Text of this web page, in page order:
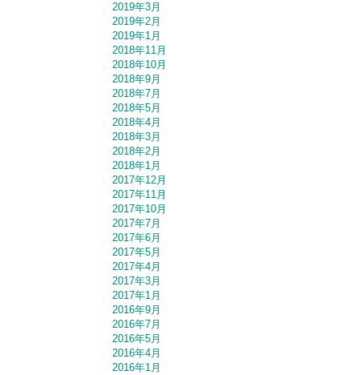
2019年3月
2019年2月
2019年1月
2018年11月
2018年10月
2018年9月
2018年7月
2018年5月
2018年4月
2018年3月
2018年2月
2018年1月
2017年12月
2017年11月
2017年10月
2017年7月
2017年6月
2017年5月
2017年4月
2017年3月
2017年1月
2016年9月
2016年7月
2016年5月
2016年4月
2016年1月